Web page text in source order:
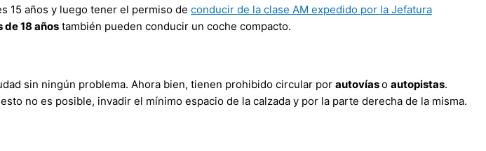
15 años y luego tener el permiso de conducir de la clase AM expedido por la Jefatura
de 18 años también pueden conducir un coche compacto.
sin ningún problema. Ahora bien, tienen prohibido circular por autovíaso autopistas.
no es posible, invadir el mínimo espacio de la calzada y por la parte derecha de la misma.